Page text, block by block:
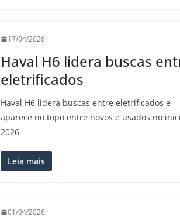
17/04/2026
Haval H6 lidera buscas
eletrificados
Haval H6 lidera buscas entre eletrificados e
aparece no topo entre novos e usados no
2026
Leia mais
01/04/2026